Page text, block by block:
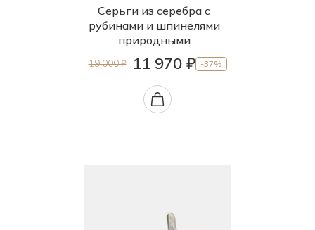
Серьги из серебра с
рубинами и шпинелями
природными
19 000 ₽ 11 970 ₽ -37%